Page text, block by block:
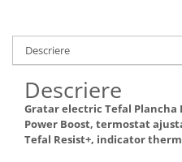
Descriere
Descriere
Gratar electric Tefal Plancha
Power Boost, termostat
Tefal Resist+, indicator